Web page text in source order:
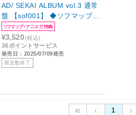
AD/ SEKAI ALBUM vol.3 通常
盤 【sof001】 ◆ソフマップ・
アニメガ特典「アクリルコー
スター(76mm)」
ソフマップ・アニメガ特典
¥3,520(税込)
36ポイントサービス
発売日：2025/07/09発売
限定数終了
1